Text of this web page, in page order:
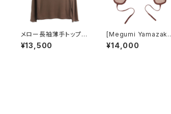
メロー長袖薄手トップス
ブラウン
¥13,500
[Megumi Yamazaki]
Dogs Know Everythi
ng ニットフライトキャッ
¥14,000